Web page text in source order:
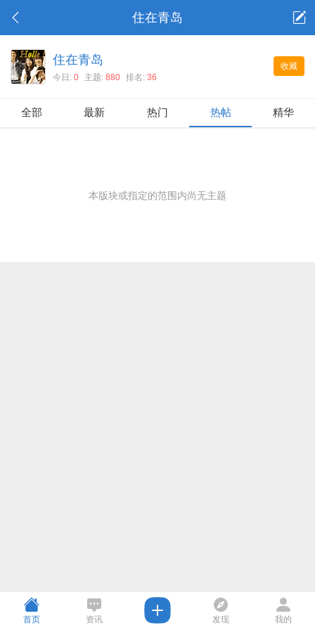
住在青岛
收藏
住在青岛
今日: 0 主题: 880 排名: 36
全部 最新 热门 热帖 精华
本版块或指定的范围内尚无主题
首页 资讯 发现 我的